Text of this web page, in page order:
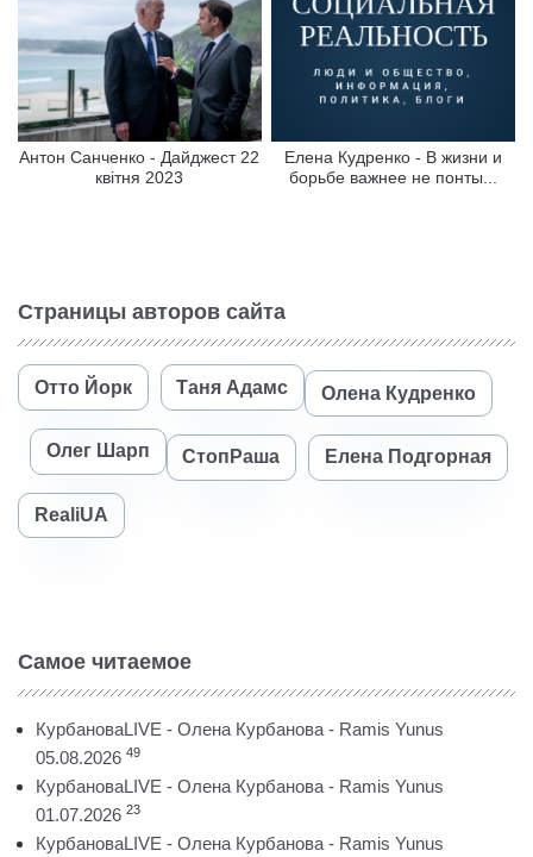
Антон Санченко - Дайджест 22
квітня 2023
Елена Кудренко - В жизни и
борьбе важнее не понты...
Страницы авторов сайта
Отто Йорк Таня Адамс Олена Кудренко
Олег Шарп СтопРаша Елена Подгорная
RealiUA
Самое читаемое
КурбановаLIVE - Олена Курбанова - Ramis Yunus
05.08.2026 49
КурбановаLIVE - Олена Курбанова - Ramis Yunus
01.07.2026 23
КурбановаLIVE - Олена Курбанова - Ramis Yunus